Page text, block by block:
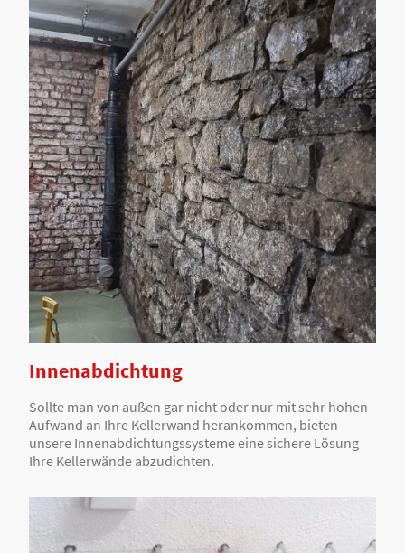
Innenabdichtung
Sollte man von außen gar nicht oder nur mit sehr hohen
Aufwand an Ihre Kellerwand herankommen, bieten
unsere Innenabdichtungssysteme eine sichere Lösung
Ihre Kellerwände abzudichten.